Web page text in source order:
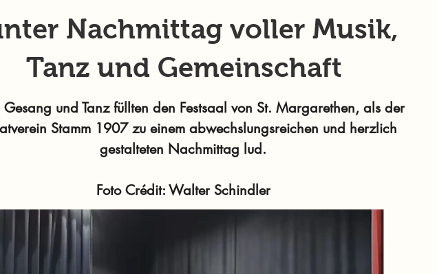
Nachmittag voller Musik,
Tanz und Gemeinschaft
Gesang und Tanz füllten den Festsaal von St. Margarethen, als der
Stamm 1907 zu einem abwechslungsreichen und herzlich
gestalteten Nachmittag lud.
Foto Crédit: Walter Schindler